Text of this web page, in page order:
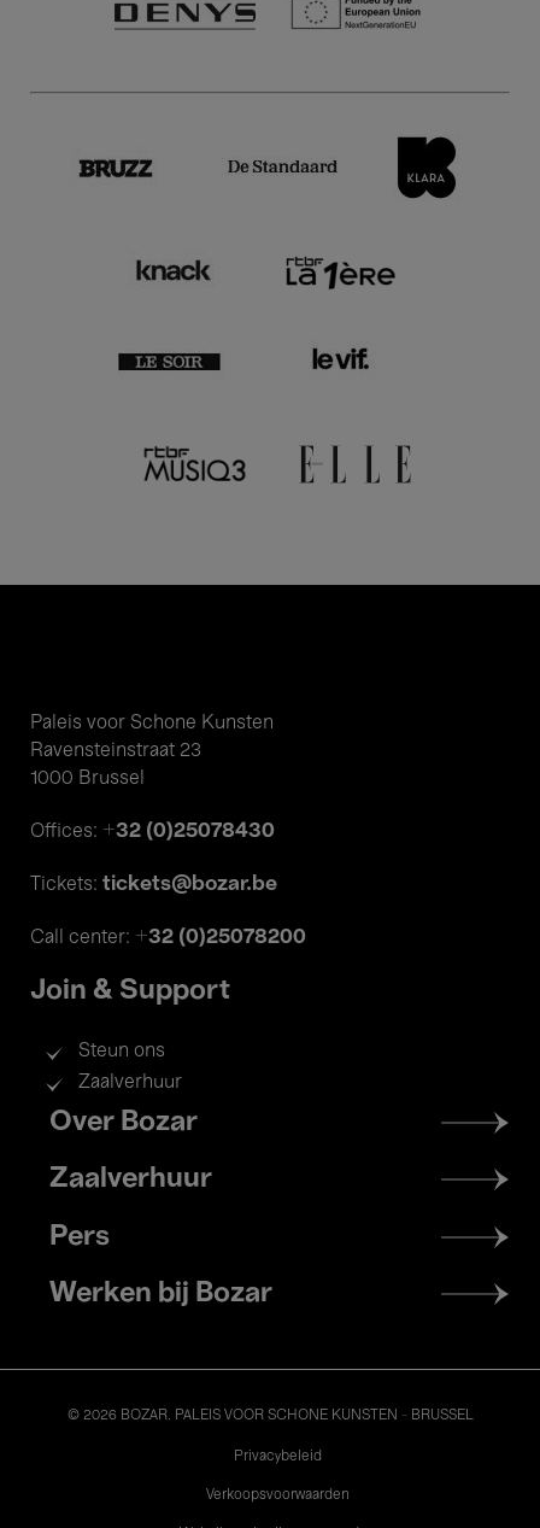
Paleis voor Schone Kunsten
Ravensteinstraat 23
1000 Brussel
Offices: +32 (0)25078430
Tickets: tickets@bozar.be
Call center: +32 (0)25078200
Join & Support
Steun ons
Zaalverhuur
Footer
menu
Over Bozar
Zaalverhuur
Pers
Werken bij Bozar
© 2026 BOZAR. PALEIS VOOR SCHONE KUNSTEN - BRUSSEL
Privacybeleid
Verkoopsvoorwaarden